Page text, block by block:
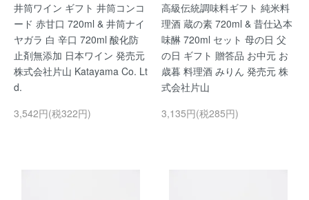
井筒ワイン ギフト 井筒コンコ
ード 赤甘口 720ml & 井筒ナイ
ヤガラ 白 辛口 720ml 酸化防
止剤無添加 日本ワイン 発売元
株式会社片山 Katayama Co. Lt
d.
3,542円(税322円)
高級伝統調味料ギフト 純米料
理酒 蔵の素 720ml & 昔仕込本
味醂 720ml セット 母の日 父
の日 ギフト 贈答品 お中元 お
歳暮 料理酒 みりん 発売元 株
式会社片山
3,135円(税285円)